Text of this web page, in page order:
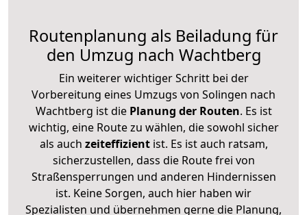
Routenplanung als Beiladung für
den Umzug nach Wachtberg
Ein weiterer wichtiger Schritt bei der
Vorbereitung eines Umzugs von Solingen nach
Wachtberg ist diePlanung der Routen. Es ist
wichtig, eine Route zu wählen, die sowohl sicher
als auch zeiteffizientist. Es ist auch ratsam,
sicherzustellen, dass die Route frei von
Straßensperrungen und anderen Hindernissen
ist. Keine Sorgen, auch hier haben wir
Spezialisten und übernehmen gerne die Planung,